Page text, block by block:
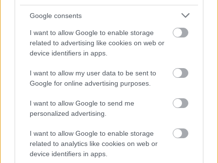
Google consents
I want to allow Google to enable storage
related to advertising like cookies on web or
device identifiers in apps.
I want to allow my user data to be sent to
Google for online advertising purposes.
I want to allow Google to send me
personalized advertising.
I want to allow Google to enable storage
related to analytics like cookies on web or
device identifiers in apps.
Mayer Kertészet